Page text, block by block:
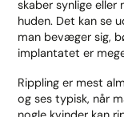
skaber synlige
huden. Det kan se
man bevæger sig,
implantatet er
Rippling er mest
og ses typisk, når